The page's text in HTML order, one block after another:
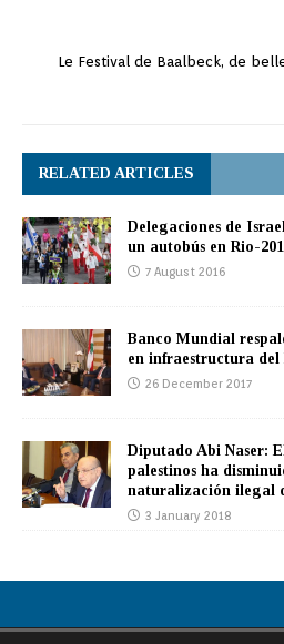
Le Festival de Baalbeck, de
RELATED ARTICLES
Delegaciones de
un autobús en Rio-
7 August 2016
Banco Mundial
en infraestructura del
26 December 2017
Diputado Abi Naser:
palestinos ha
naturalización ilegal
3 January 2018